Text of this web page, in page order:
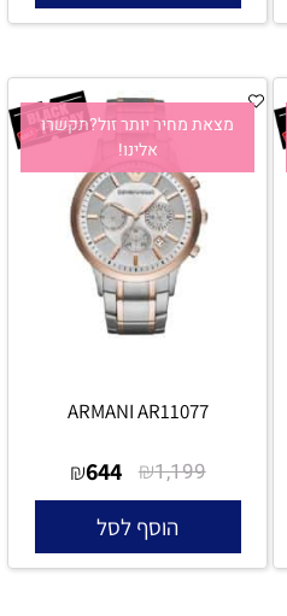
מצאת מחיר יותר זול?תקשרו
אלינו!
ARMANI AR11077
₪1,199
₪644
הוסף לסל